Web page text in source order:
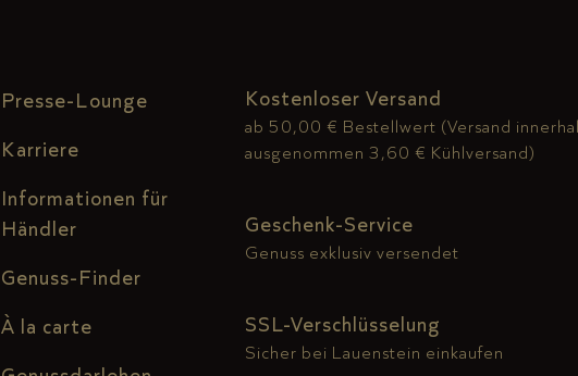
Presse-Lounge
Karriere
Informationen für
Händler
Genuss-Finder
À la carte
Kostenloser Versand
ab 50,00 € Bestellwert (Versand
ausgenommen 3,60 € Kühlversand)
Geschenk-Service
Genuss exklusiv versendet
SSL-Verschlüsselung
Sicher bei Lauenstein einkaufen